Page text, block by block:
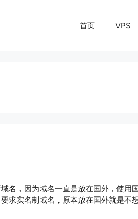
首页 VPS
名，因为域名一直是放在国外，使用
求实名制域名，原本放在国外就是不